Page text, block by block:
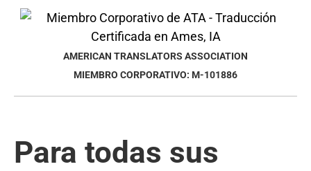
AMERICAN TRANSLATORS ASSOCIATION
MIEMBRO CORPORATIVO: M-101886
Para todas sus